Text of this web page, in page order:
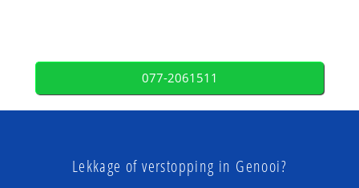
077-2061511
Lekkage of verstopping in Genooi?